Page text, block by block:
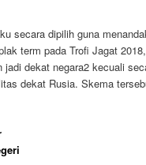
secara dipilih guna
term pada Trofi Jagat
jadi dekat negara2 kecuali
dekat Rusia. Skema